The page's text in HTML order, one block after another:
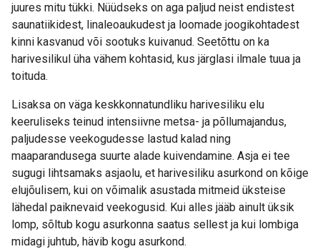
juures mitu tükki. Nüüdseks on aga paljud neist endistest
saunatiikidest, linaleoaukudest ja loomade joogikohtadest
kinni kasvanud või sootuks kuivanud. Seetõttu on ka
harivesilikul üha vähem kohtasid, kus järglasi ilmale tuua ja
toituda.
Lisaksa on väga keskkonnatundliku harivesiliku elu
keeruliseks teinud intensiivne metsa- ja põllumajandus,
paljudesse veekogudesse lastud kalad ning
maaparandusega suurte alade kuivendamine. Asja ei tee
sugugi lihtsamaks asjaolu, et harivesiliku asurkond on kõige
elujõulisem, kui on võimalik asustada mitmeid üksteise
lähedal paiknevaid veekogusid. Kui alles jääb ainult üksik
lomp, sõltub kogu asurkonna saatus sellest ja kui lombiga
midagi juhtub, hävib kogu asurkond.